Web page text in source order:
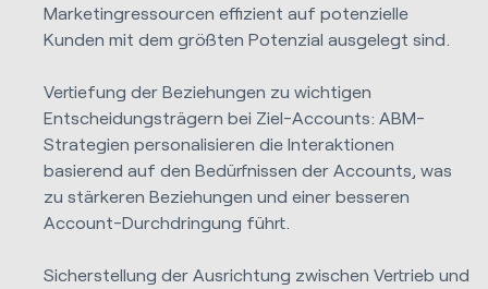
Marketingressourcen effizient auf potenzielle
Kunden mit dem größten Potenzial ausgelegt sind.
Vertiefung der Beziehungen zu wichtigen
Entscheidungsträgern bei Ziel-Accounts: ABM-
Strategien personalisieren die Interaktionen
basierend auf den Bedürfnissen der Accounts, was
zu stärkeren Beziehungen und einer besseren
Account-Durchdringung führt.
Sicherstellung der Ausrichtung zwischen Vertrieb und